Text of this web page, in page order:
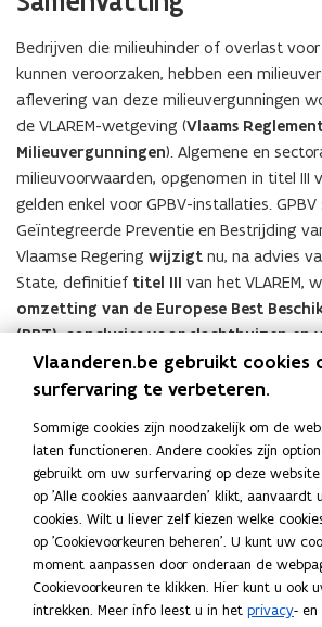
Bedrijven die milieuhinder of overlast
kunnen veroorzaken, hebben een
aflevering van deze milieuvergunningen
de VLAREM-wetgeving (Vlaams
Milieuvergunningen). Algemene en
milieuvoorwaarden, opgenomen in titel III
gelden enkel voor GPBV-installaties.
Geïntegreerde Preventie en Bestrijding
Vlaamse Regering wijzigt nu, na advies
State, definitief titel III van het VLAREM,
omzetting van de Europese Best
(BBT)-conclusies voor slachthuizen en
dierlijke bijproducten of eetbare
Documenten
V
R
2
0
2
2
7
0
VR 2025 2706 DOC.0547-1
- nota
V
R
2
0
2
5
2
7
0
PDF • 190,3KB
V
R
2
0
2
5
VR 2025 2706 DOC.0547-2
III - BVR
V
R
2
0
2
5
PDF • 341,2KB
V
R
VR 2025 2706 DOC.0547-3
- bijlage
V
R
Vlaanderen.be gebruikt cookies
surfervaring te verbeteren.
Sommige cookies zijn noodzakelijk om de
laten functioneren. Andere cookies zijn
gebruikt om uw surfervaring op deze
op 'Alle cookies aanvaarden' klikt, aanvaardt
cookies. Wilt u liever zelf kiezen welke
op 'Cookievoorkeuren beheren'. U kunt uw
moment aanpassen door onderaan de
Cookievoorkeuren te klikken. Hier kunt u ook
intrekken. Meer info leest u in het privacy- en